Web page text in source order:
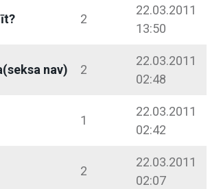
2
22.03.2011
13:50
nav) 2
22.03.2011
02:48
1
22.03.2011
02:42
2
22.03.2011
02:07